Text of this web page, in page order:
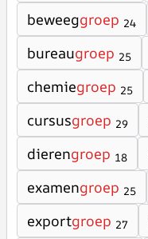
beweeggroep 24
bureaugroep 25
chemiegroep 25
cursusgroep 29
dierengroep 18
examengroep 25
exportgroep 27